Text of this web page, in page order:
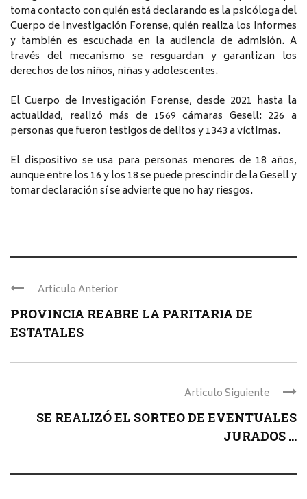
toma contacto con quién está declarando es la psicóloga del
Cuerpo de Investigación Forense, quién realiza los informes
y también es escuchada en la audiencia de admisión. A
través del mecanismo se resguardan y garantizan los
derechos de los niños, niñas y adolescentes.
El Cuerpo de Investigación Forense, desde 2021 hasta la
actualidad, realizó más de 1569 cámaras Gesell: 226 a
personas que fueron testigos de delitos y 1343 a víctimas.
El dispositivo se usa para personas menores de 18 años,
aunque entre los 16 y los 18 se puede prescindir de la Gesell y
tomar declaración sí se advierte que no hay riesgos.
Articulo Anterior
PROVINCIA REABRE LA PARITARIA DE
ESTATALES
Articulo Siguiente
SE REALIZÓ EL SORTEO DE EVENTUALES
JURADOS ...